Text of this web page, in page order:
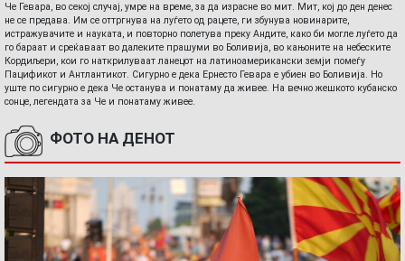
Че Гевара, во секој случај, умре на време, за да израсне во мит. Мит, кој до ден денес
не се предава. Им се оттргнува на луѓето од рацете, ги збунува новинарите,
истражувачите и науката, и повторно полетува преку Андите, како би могле луѓето да
го бараат и среќаваат во далеките прашуми во Боливија, во кањоните на небеските
Кордиљери, кои го наткрилуваат ланецот на латиноамерикански земји помеѓу
Пацификот и Антлантикот. Сигурно е дека Ернесто Гевара е убиен во Боливија. Но
уште по сигурно е дека Че останува и понатаму да живее. На вечно жешкото кубанско
сонце, легендата за Че и понатаму живее.
ФОТО НА ДЕНОТ